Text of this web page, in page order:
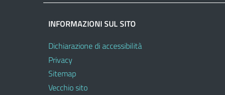
INFORMAZIONI SUL SITO
Dichiarazione di accessibilità
Privacy
Sitemap
Vecchio sito